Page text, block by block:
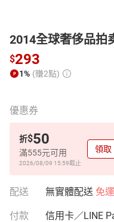
2014全球奢侈品拍
$293
1% (賺2點)
優惠券
折$50
滿555元可用
2026/08/09 15:59截止
領取
配送 無實體配送 免運
付款 信用卡／LINE